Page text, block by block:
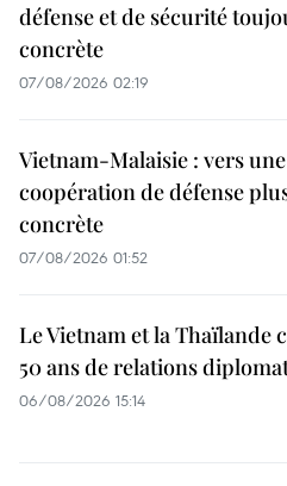
défense et de sécurité
concrète
07/08/2026 02:19
Vietnam-Malaisie : vers une
coopération de défense
concrète
07/08/2026 01:52
Le Vietnam et la Thaïlande
50 ans de relations
06/08/2026 15:14